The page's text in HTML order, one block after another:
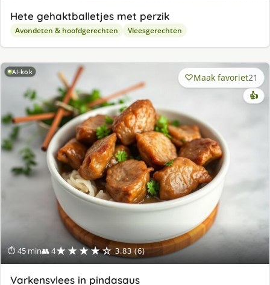
Hete gehaktballetjes met perzik
Avondeten & hoofdgerechten Vleesgerechten
AI-kok
⏱ 45 min👥 4★★★★☆ 3.83 (6)
Maak favoriet21
👍
Varkensvlees in pindasaus